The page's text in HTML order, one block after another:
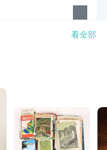
看全部